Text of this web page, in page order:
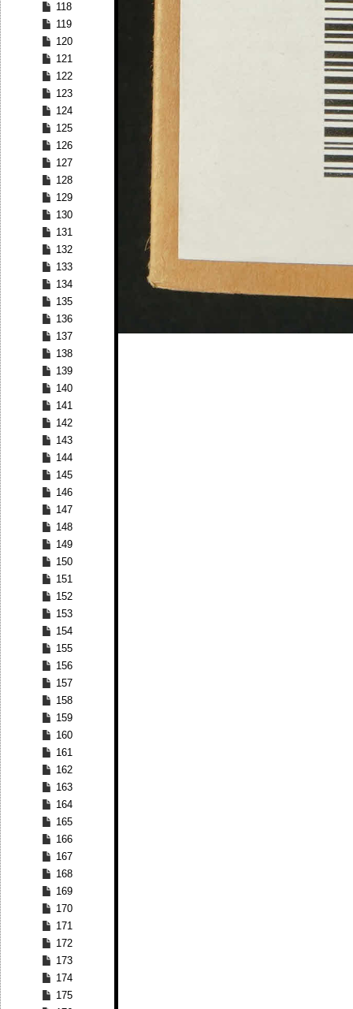
118
119
120
121
122
123
124
125
126
127
128
129
130
131
132
133
134
135
136
137
138
139
140
141
142
143
144
145
146
147
148
149
150
151
152
153
154
155
156
157
158
159
160
161
162
163
164
165
166
167
168
169
170
171
172
173
174
175